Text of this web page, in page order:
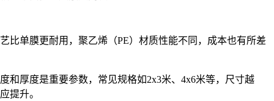
比单膜更耐用，聚乙烯（PE）材质性能不同，成本也有所差
和厚度是重要参数，常见规格如2x3米、4x6米等，尺寸越
提升。